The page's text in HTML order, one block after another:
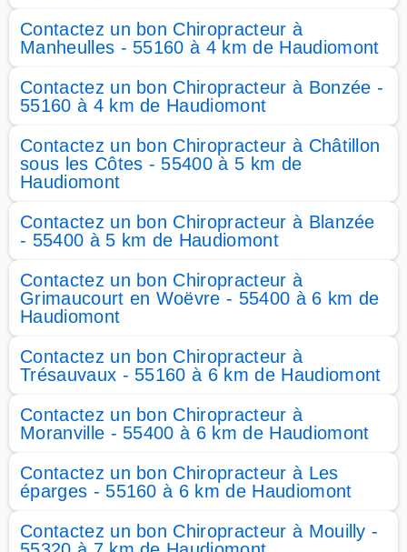
Contactez un bon Chiropracteur à
Manheulles - 55160 à 4 km de Haudiomont
Contactez un bon Chiropracteur à Bonzée -
55160 à 4 km de Haudiomont
Contactez un bon Chiropracteur à Châtillon
sous les Côtes - 55400 à 5 km de
Haudiomont
Contactez un bon Chiropracteur à Blanzée
- 55400 à 5 km de Haudiomont
Contactez un bon Chiropracteur à
Grimaucourt en Woëvre - 55400 à 6 km de
Haudiomont
Contactez un bon Chiropracteur à
Trésauvaux - 55160 à 6 km de Haudiomont
Contactez un bon Chiropracteur à
Moranville - 55400 à 6 km de Haudiomont
Contactez un bon Chiropracteur à Les
éparges - 55160 à 6 km de Haudiomont
Contactez un bon Chiropracteur à Mouilly -